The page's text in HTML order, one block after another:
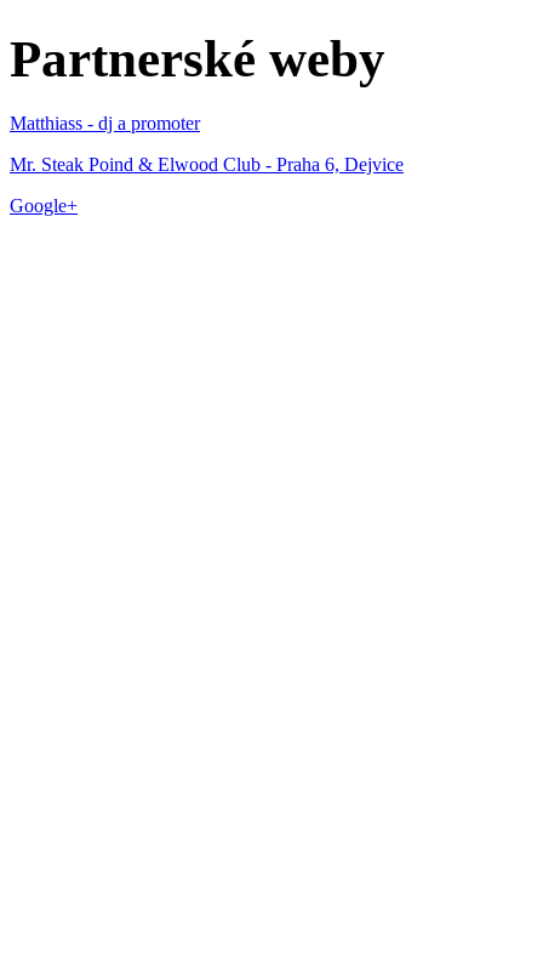
Partnerské weby
Matthiass - dj a promoter
Mr. Steak Poind & Elwood Club - Praha 6, Dejvice
Google+